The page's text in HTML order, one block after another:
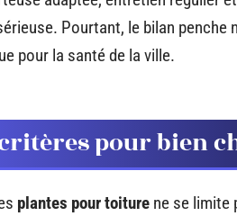
Pourtant, le bilan
pour la santé de la ville.
pour bien
plantes pour toiture ne se limite